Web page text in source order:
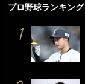
プロ野球ランキング